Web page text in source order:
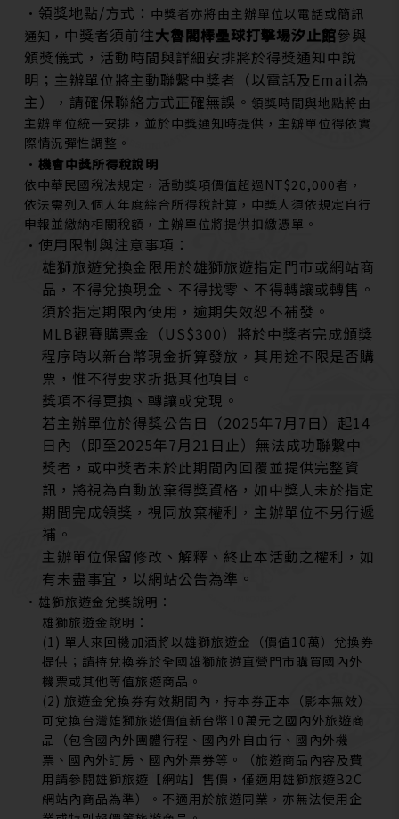
•領獎地點/方式： 中獎者亦將由主辦單位以電話或簡訊
通知， 中獎者須前往大魯閣棒壘球打擊場汐止館參與
頒獎儀式，活動時間與詳細安排將於得獎通知中說
明；主辦單位將主動聯繫中獎者（以電話及Email為
主），請確保聯絡方式正確無誤。 領獎時間與地點將由
主辦單位統一安排，並於中獎通知時提供，主辦單位得依實
際情況彈性調整。
• 機會中獎所得稅說明
依中華民國稅法規定，活動獎項價值超過NT$20,000者，
依法需列入個人年度綜合所得稅計算，中獎人須依規定自行
申報並繳納相關稅額，主辦單位將提供扣繳憑單。
•使用限制與注意事項：
雄獅旅遊兌換金限用於雄獅旅遊指定門市或網站商
品，不得兌換現金、不得找零、不得轉讓或轉售。
須於指定期限內使用，逾期失效恕不補發。
MLB觀賽購票金（US$300）將於中獎者完成頒獎
程序時以新台幣現金折算發放，其用途不限是否購
票，惟不得要求折抵其他項目。
獎項不得更換、轉讓或兌現。
若主辦單位於得獎公告日（2025年7月7日）起14
日內（即至2025年7月21日止）無法成功聯繫中
獎者，或中獎者未於此期間內回覆並提供完整資
訊，將視為自動放棄得獎資格， 如中獎人未於指定
期間完成領獎，視同放棄權利，主辦單位不另行遞
補。
主辦單位保留修改、解釋、終止本活動之權利，如
有未盡事宜，以網站公告為準。
• 雄獅旅遊金兌獎說明：
雄獅旅遊金說明：
(1) 單人來回機加酒將以雄獅旅遊金（價值10萬）兌換券
提供；請持兌換券於全國雄獅旅遊直營門市購買國內外
機票或其他等值旅遊商品。
(2) 旅遊金兌換券有效期間內，持本券正本（影本無效）
可兌換台灣雄獅旅遊價值新台幣10萬元之國內外旅遊商
品（包含國內外團體行程、國內外自由行、國內外機
票、國內外訂房、國內外票券等。（旅遊商品內容及費
用請參閱雄獅旅遊【網站】售價，僅適用雄獅旅遊B2C
網站內商品為準）。不適用於旅遊同業，亦無法使用企